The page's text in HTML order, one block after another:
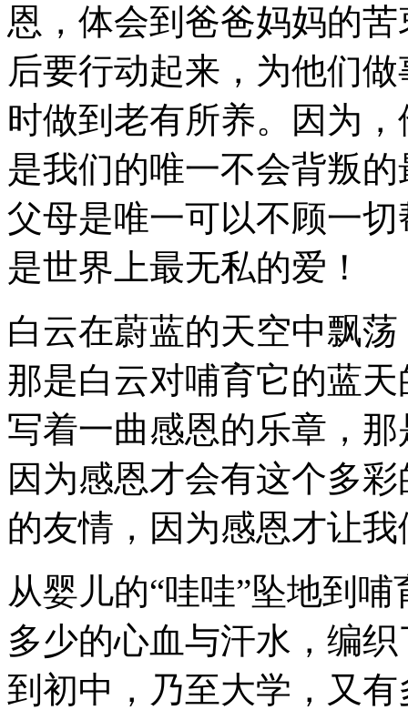
恩，体会到爸爸妈妈的
后要行动起来，为他们
时做到老有所养。因为
是我们的唯一不会背叛
父母是唯一可以不顾一
是世界上最无私的爱！
白云在蔚蓝的天空中飘
那是白云对哺育它的蓝
写着一曲感恩的乐章，
因为感恩才会有这个多
的友情，因为感恩才让
从婴儿的“哇哇”坠地到
多少的心血与汗水，编
到初中，乃至大学，又